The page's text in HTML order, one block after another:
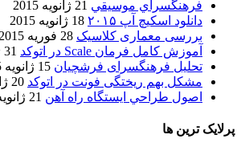
فرهنگسراي موسيقي 21 ژانویه 2015
دانلود اسکیچ آپ ۲۰۱۵
18 ژانویه 2015
بررسی معماری کلاسیک 28 فوریه 2015
آموزش کامل فرمان Scale در اتوکد
31 ژانویه 2016
تحلیل فرهنگسرای فرشچیان 15 ژانویه 2015
مشکل بهم ریختگی فونت در اتوکد 20 ژانویه 2016
اصول طراحي ایستگاه راه آهن 21 ژانویه 2015
پرلایک ترین ها